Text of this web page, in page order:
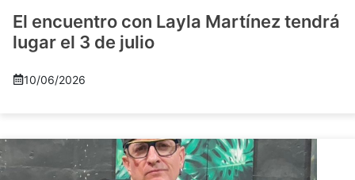
El encuentro con Layla Martínez tendrá
lugar el 3 de julio
10/06/2026